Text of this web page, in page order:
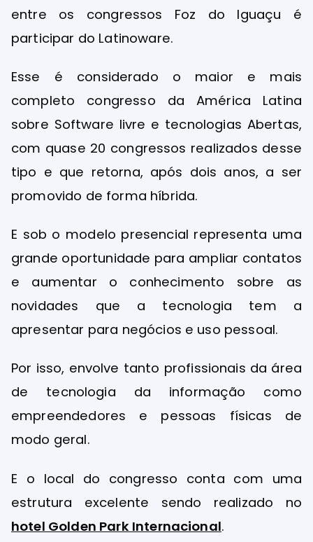
entre os congressos Foz do Iguaçu é
participar do Latinoware.
Esse é considerado o maior e mais
completo congresso da América Latina
sobre Software livre e tecnologias Abertas,
com quase 20 congressos realizados desse
tipo e que retorna, após dois anos, a ser
promovido de forma híbrida.
E sob o modelo presencial representa uma
grande oportunidade para ampliar contatos
e aumentar o conhecimento sobre as
novidades que a tecnologia tem a
apresentar para negócios e uso pessoal.
Por isso, envolve tanto profissionais da área
de tecnologia da informação como
empreendedores e pessoas físicas de
modo geral.
E o local do congresso conta com uma
estrutura excelente sendo realizado no
hotel Golden Park Internacional.